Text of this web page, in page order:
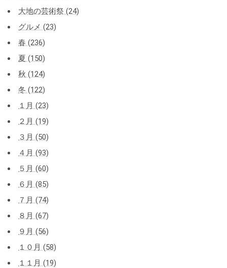
大地の芸術祭 (24)
グルメ (23)
春 (236)
夏 (150)
秋 (124)
冬 (122)
１月 (23)
２月 (19)
３月 (50)
４月 (93)
５月 (60)
６月 (85)
７月 (74)
８月 (67)
９月 (56)
１０月 (58)
１１月 (19)